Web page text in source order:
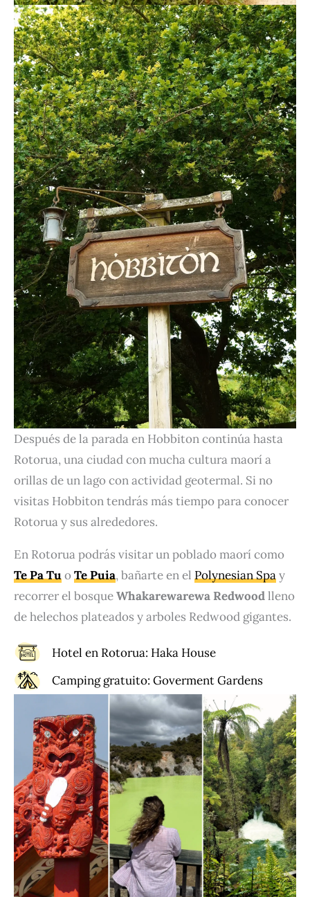
Después de la parada en Hobbiton continúa hasta
Rotorua, una ciudad con mucha cultura maorí a
orillas de un lago con actividad geotermal. Si no
visitas Hobbiton tendrás más tiempo para conocer
Rotorua y sus alrededores.
En Rotorua podrás visitar un poblado maorí como
Te Pa TuoTe Puia, bañarte en el Polynesian Spay
recorrer el bosqueWhakarewarewa Redwoodlleno
de helechos plateados y arboles Redwood gigantes.
Hotel en Rotorua: Haka House
Camping gratuito: Goverment Gardens